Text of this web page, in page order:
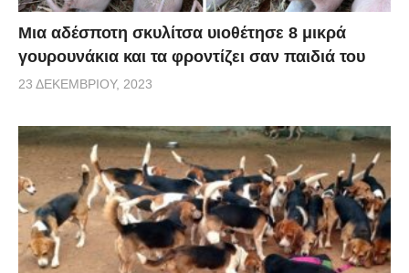
Μια αδέσποτη σκυλίτσα υιοθέτησε 8 μικρά
γουρουνάκια και τα φροντίζει σαν παιδιά του
23 ΔΕΚΕΜΒΡΊΟΥ, 2023